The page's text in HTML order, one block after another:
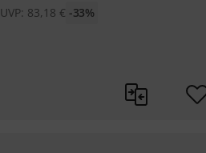
UVP: 83,18 € -33%